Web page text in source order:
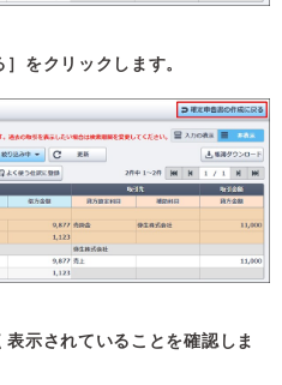
をクリックします。
表示されていることを確認しま